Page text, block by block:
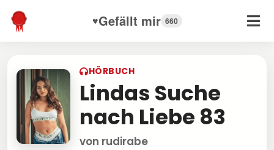
♥Gefällt mir 660
HÖRBUCH
Lindas Suche
nach Liebe 83
von rudirabe